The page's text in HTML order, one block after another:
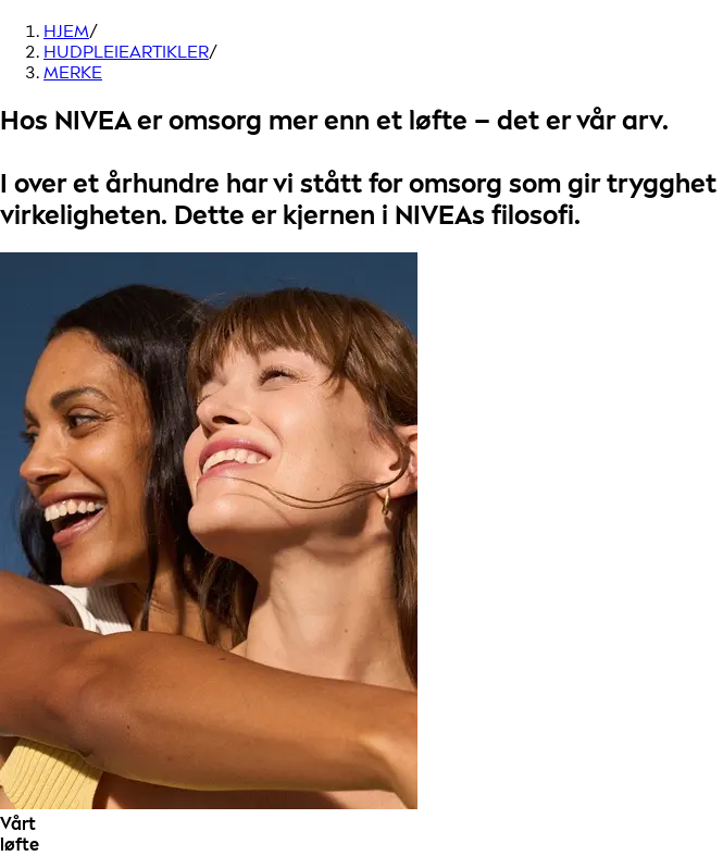
HJEM/
HUDPLEIEARTIKLER/
MERKE
Hos NIVEAer omsorg mer enn et løfte – det ervår arv.
I over et århundre har vi stått foromsorg som gir trygghet
virkeligheten. Dette er kjernen i NIVEAs filosofi.
Vårt
løfte